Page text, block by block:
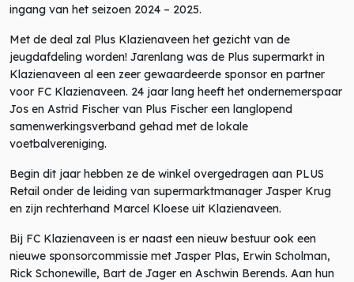
ingang van het seizoen 2024 – 2025.
Met de deal zal Plus Klazienaveen het gezicht van de
jeugdafdeling worden! Jarenlang was de Plus supermarkt in
Klazienaveen al een zeer gewaardeerde sponsor en partner
voor FC Klazienaveen. 24 jaar lang heeft het ondernemerspaar
Jos en Astrid Fischer van Plus Fischer een langlopend
samenwerkingsverband gehad met de lokale
voetbalvereniging.
Begin dit jaar hebben ze de winkel overgedragen aan PLUS
Retail onder de leiding van supermarktmanager Jasper Krug
en zijn rechterhand Marcel Kloese uit Klazienaveen.
Bij FC Klazienaveen is er naast een nieuw bestuur ook een
nieuwe sponsorcommissie met Jasper Plas, Erwin Scholman,
Rick Schonewille, Bart de Jager en Aschwin Berends. Aan hun